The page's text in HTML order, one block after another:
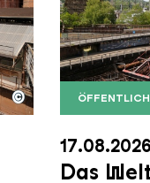
Hütte mit dem
Hütte | Karl
©
Der
Copyright:
Das